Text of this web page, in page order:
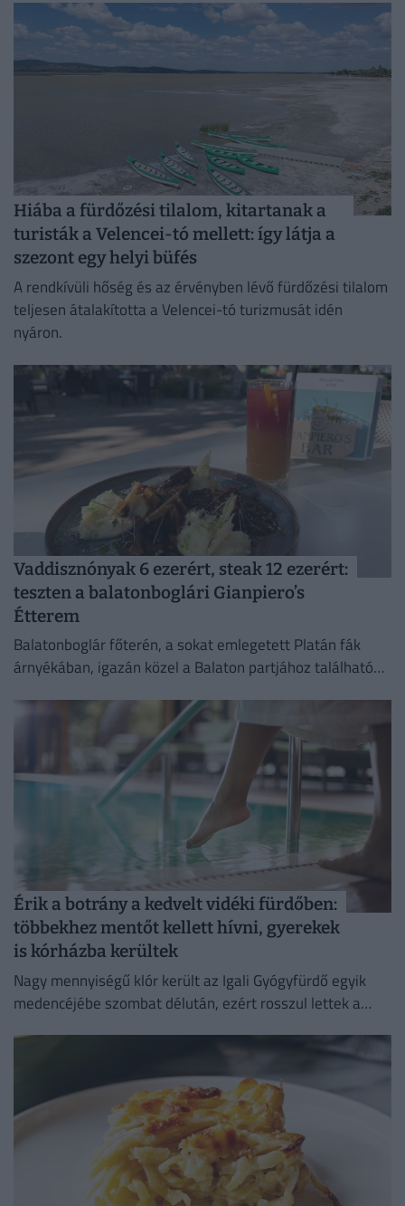
Hiába a fürdőzési tilalom, kitartanak a
turisták a Velencei-tó mellett: így látja a
szezont egy helyi büfés
A rendkívüli hőség és az érvényben lévő fürdőzési tilalom
teljesen átalakította a Velencei-tó turizmusát idén
nyáron.
Vaddisznónyak 6 ezerért, steak 12 ezerért:
teszten a balatonboglári Gianpiero’s
Étterem
Balatonboglár főterén, a sokat emlegetett Platán fák
árnyékában, igazán közel a Balaton partjához található
Érik a botrány a kedvelt vidéki fürdőben:
többekhez mentőt kellett hívni, gyerekek
is kórházba kerültek
Nagy mennyiségű klór került az Igali Gyógyfürdő egyik
medencéjébe szombat délután, ezért rosszul lettek a